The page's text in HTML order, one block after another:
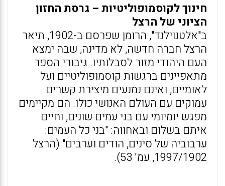
חינוך לקוסמופוליטיות – גרסת החזון
הציוני של הרצל
ב"אלטנוילנד", הרומן שפרסם ב-1902, תיאר
הרצל חברה חדשה, לא מדינה, שבה ימצא
העם היהודי מזור לסבלותיו. גיבורי הספר
מתאפיינים ברגשות קוסמופוליטיים ועל
לאומיים, ואינם נמנעים מיצירת קשרים
עמוקים עם העולם האנושי כולו. הם מקיימים
מפגש יומיומי עם בני עמים שונים, וחיים
איתם בשלום ובאחווה: "בני כל העמים:
ערבוביה של סינים, הודים וערבים" (הרצל
1997/1902, עמ' 53).